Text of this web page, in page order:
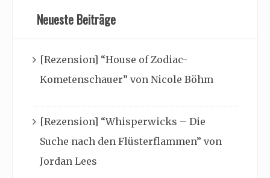
Neueste Beiträge
[Rezension] “House of Zodiac-
Kometenschauer” von Nicole Böhm
[Rezension] “Whisperwicks – Die
Suche nach den Flüsterflammen” von
Jordan Lees